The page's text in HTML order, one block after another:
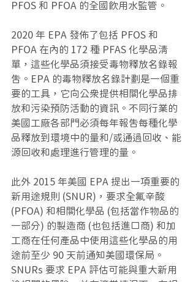
PFOS 和 PFOA 的全國飲用水監管。
2020 年 EPA 發佈了包括 PFOS 和
PFOA 在內的 172 種 PFAS 化學品清
單，這些化學品須接受毒物釋放名錄報
告。EPA 的毒物釋放名錄計劃是一個重
要的工具，它向公眾提供相關化學品排
放和污染預防活動的資訊。不同行業的
美國工廠各部門必須每年報告每種化學
品釋放到環境中的量和/或通過回收、能
源回收和處理進行管理的量。
此外 2015 年美國 EPA 提出一項重要的
新用途規則 (SNUR)，要求全氟辛酸
(PFOA) 和相關化學品 (包括當作物品的
一部分) 的製造商 (也包括進口商) 和加
工商在任何產品中使用這些化學品的用
途前至少 90 天前通知美國環保局。
SNURs 要求 EPA 評估可能與重大新用